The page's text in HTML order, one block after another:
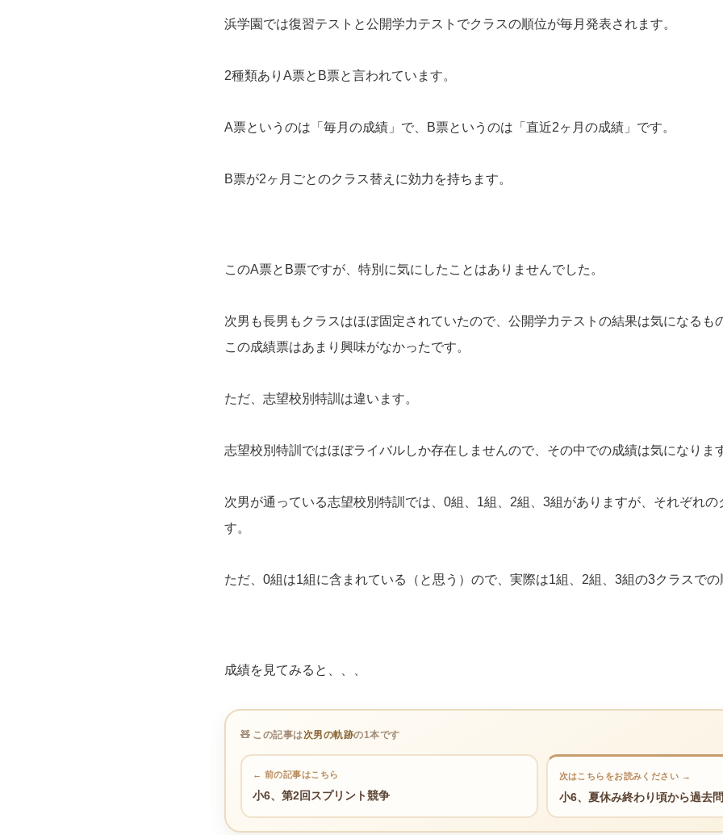
浜学園では復習テストと公開学力テストでクラスの順位が毎月発表されます。
2種類ありA票とB票と言われています。
A票というのは「毎月の成績」で、B票というのは「直近2ヶ月の成績」です。
B票が2ヶ月ごとのクラス替えに効力を持ちます。
このA票とB票ですが、特別に気にしたことはありませんでした。
次男も長男もクラスはほぼ固定されていたので、公開学力テストの結果は気になるも
この成績票はあまり興味がなかったです。
ただ、志望校別特訓は違います。
志望校別特訓ではほぼライバルしか存在しませんので、その中での成績は気になりま
次男が通っている志望校別特訓では、0組、1組、2組、3組がありますが、それぞれの
す。
ただ、0組は1組に含まれている（と思う）ので、実際は1組、2組、3組の3クラスでの
成績を見てみると、、、
🧸 この記事は次男の軌跡の1本です
← 前の記事はこちら
小6、第2回スプリント競争
次はこちらをお読みください →
小6、夏休み終わり頃から過去